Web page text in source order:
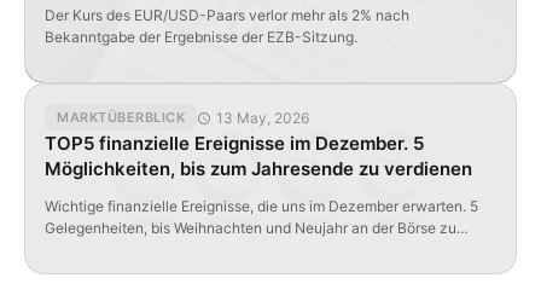
Der Kurs des EUR/USD-Paars verlor mehr als 2% nach
Bekanntgabe der Ergebnisse der EZB-Sitzung.
MARKTÜBERBLICK 13 May, 2026
TOP5 finanzielle Ereignisse im Dezember. 5
Möglichkeiten, bis zum Jahresende zu verdienen
Wichtige finanzielle Ereignisse, die uns im Dezember erwarten. 5
Gelegenheiten, bis Weihnachten und Neujahr an der Börse zu